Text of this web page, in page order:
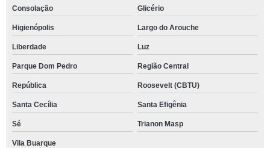
Consolação Glicério
Higienópolis Largo do Arouche
Liberdade Luz
Parque Dom Pedro Região Central
República Roosevelt (CBTU)
Santa Cecília Santa Efigênia
Sé Trianon Masp
Vila Buarque